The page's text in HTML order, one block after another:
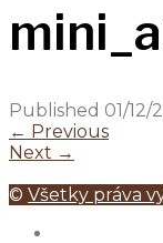
Published 01/12/
← Previous
Next →
© Všetky práva